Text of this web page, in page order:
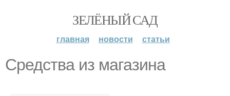
ЗЕЛЁНЫЙ САД
главная новости статьи
Средства из магазина